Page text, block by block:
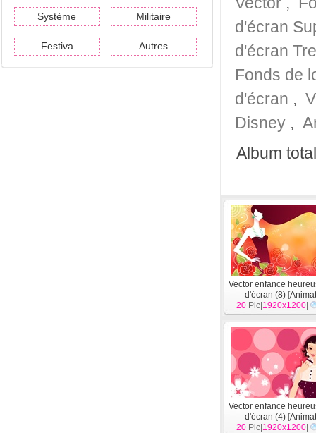
Système Militaire
Festiva Autres
d'écran
d'écran
Fonds de
d'écran ,
Disney ,
Album
Vector enfance
d'écran (8) [
20 Pic| 1920x1200
Vector enfance
d'écran (4) [
20 Pic| 1920x1200